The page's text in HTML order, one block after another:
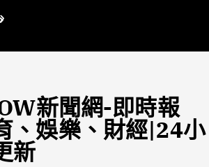
委會1295萬媒宣費惹議 梁文傑回「只能靠嘴巴」
新聞網-即時報
、娛樂、財經|24小
新